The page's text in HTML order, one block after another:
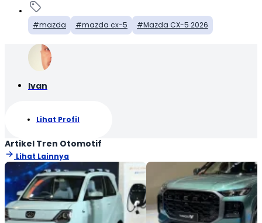
mazda mazda cx-5 Mazda CX-5 2026
Ivan
Lihat Profil
Artikel Tren Otomotif
Lihat Lainnya